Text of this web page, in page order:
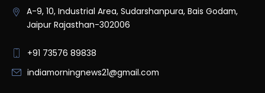
A-9, 10, Industrial Area, Sudarshanpura, Bais Godam,
Jaipur Rajasthan-302006
+91 73576 89838
indiamorningnews21@gmail.com